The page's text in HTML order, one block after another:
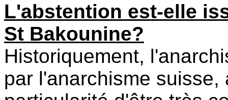
L'abstention est-elle
St Bakounine?
Historiquement,
par l'anarchisme